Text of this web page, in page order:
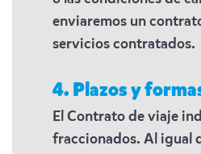
enviaremos un
servicios contratados.
4. Plazos y
El Contrato de viaje
fraccionados. Al igual